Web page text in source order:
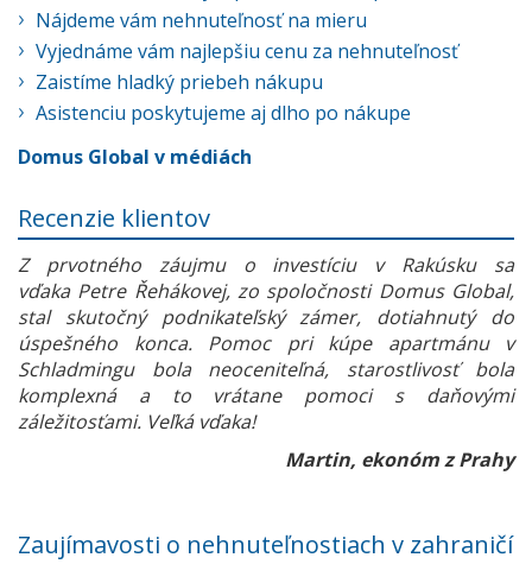
Nájdeme vám nehnuteľnosť na mieru
Vyjednáme vám najlepšiu cenu za nehnuteľnosť
Zaistíme hladký priebeh nákupu
Asistenciu poskytujeme aj dlho po nákupe
Domus Global v médiách
Recenzie klientov
Z prvotného záujmu o investíciu v Rakúsku sa
vďaka Petre Řehákovej, zo spoločnosti Domus Global,
stal skutočný podnikateľský zámer, dotiahnutý do
úspešného konca. Pomoc pri kúpe apartmánu v
Schladmingu bola neoceniteľná, starostlivosť bola
komplexná a to vrátane pomoci s daňovými
záležitosťami. Veľká vďaka!
Martin, ekonóm z Prahy
Zaujímavosti o nehnuteľnostiach v zahraničí